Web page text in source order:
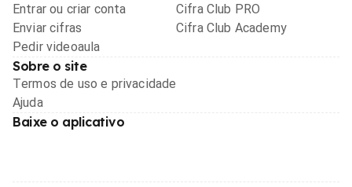
Entrar ou criar conta
Enviar cifras
Pedir videoaula
Cifra Club PRO
Cifra Club Academy
Sobre o site
Termos de uso e privacidade
Ajuda
Baixe o aplicativo